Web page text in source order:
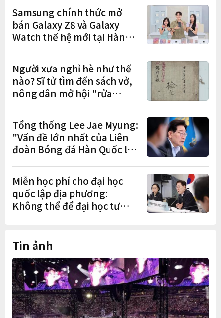
Samsung chính thức mở
bán Galaxy Z8 và Galaxy
Watch thế hệ mới tại Hàn
đơn đặt trước
Người xưa nghỉ hè như thế
nào? Sĩ tử tìm đến sách vở,
nông dân mở hội "rửa
Tổng thống Lee Jae Myung:
"Vấn đề lớn nhất của Liên
đoàn Bóng đá Hàn Quốc là
trạng nắm quyền quá lâu"
Miễn học phí cho đại học
quốc lập địa phương:
Không thể để đại học tư
Tin ảnh